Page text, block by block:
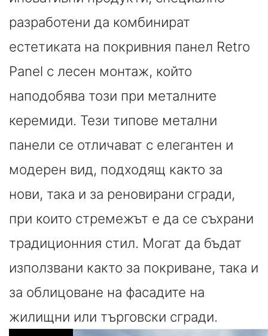
разработени да комбинират
естетиката на покривния панел Retro
Panel с лесен монтаж, който
наподобява този при металните
керемиди. Тези типове метални
панели се отличават с елегантен и
модерен вид, подходящ както за
нови, така и за реновирани сгради,
при които стремежът е да се съхрани
традиционния стил. Могат да бъдат
използвани както за покриване, така и
за облицоване на фасадите на
жилищни или търговски сгради.